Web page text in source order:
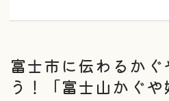
富士市に伝わるか
う！「富士山かぐ